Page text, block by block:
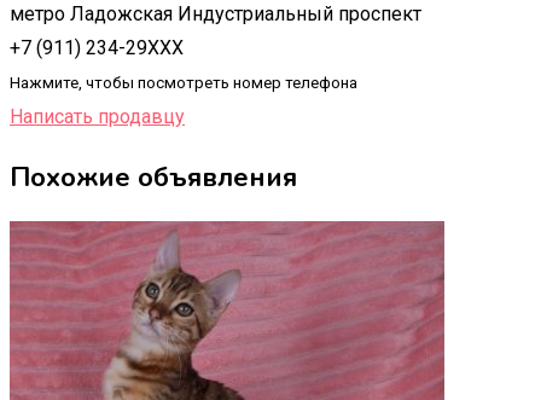
метро Ладожская Индустриальный проспект
+7 (911) 234-29XXX
Нажмите, чтобы посмотреть номер телефона
Написать продавцу
Похожие объявления